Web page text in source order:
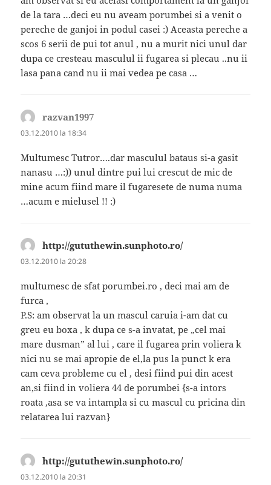
de la tara …deci eu nu aveam porumbei si a venit o
pereche de ganjoi in podul casei :) Aceasta pereche a
scos 6 serii de pui tot anul , nu a murit nici unul dar
dupa ce cresteau masculul ii fugarea si plecau ..nu ii
lasa pana cand nu ii mai vedea pe casa …
razvan1997
03.12.2010 la 18:34
Multumesc Tutror….dar masculul bataus si-a gasit
nanasu …:)) unul dintre pui lui crescut de mic de
mine acum fiind mare il fugaresete de numa numa
…acum e mielusel !! :)
http://gututhewin.sunphoto.ro/spune:
03.12.2010 la 20:28
multumesc de sfat porumbei.ro , deci mai am de
furca ,
P.S: am observat la un mascul caruia i-am dat cu
greu eu boxa , k dupa ce s-a invatat, pe „cel mai
mare dusman” al lui , care il fugarea prin voliera k
nici nu se mai apropie de el,la pus la punct k era
cam ceva probleme cu el , desi fiind pui din acest
an,si fiind in voliera 44 de porumbei {s-a intors
roata ,asa se va intampla si cu mascul cu pricina din
relatarea lui razvan}
http://gututhewin.sunphoto.ro/spune:
03.12.2010 la 20:31